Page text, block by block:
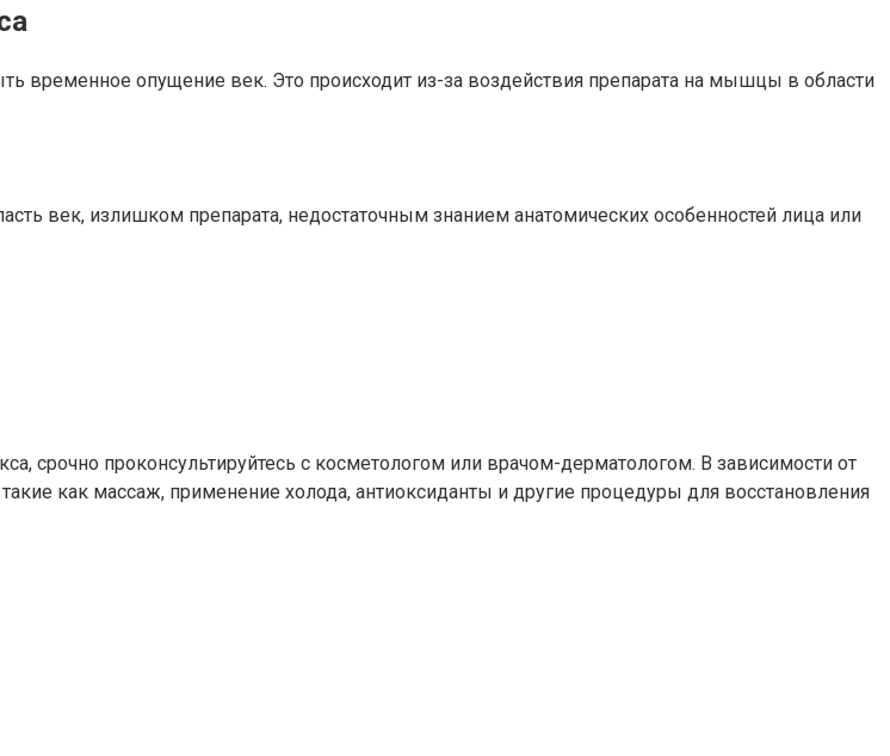
опущение век. Это происходит из-за воздействия препарата на мышцы в области
век, излишком препарата, недостаточным знанием анатомических особенностей лица или
срочно проконсультируйтесь с косметологом или врачом-дерматологом. В зависимости от
как массаж, применение холода, антиоксиданты и другие процедуры для восстановления